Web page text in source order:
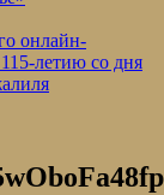
онлайн-
летию со дня